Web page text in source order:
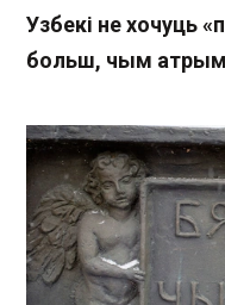
Узбекі не хочуць
больш, чым